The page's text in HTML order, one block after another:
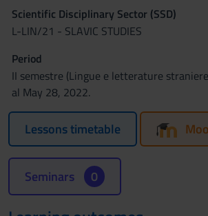
Scientific Disciplinary Sector (SSD)
L-LIN/21 - SLAVIC STUDIES
Period
II semestre (Lingue e letterature
al May 28, 2022.
Lessons timetable
Seminars 0